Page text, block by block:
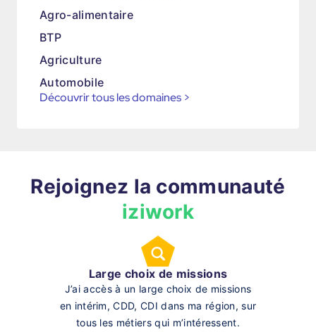
Agro-alimentaire
BTP
Agriculture
Automobile
Découvrir tous les domaines >
Rejoignez la communauté
iziwork
Large choix de missions
J’ai accès à un large choix de missions
en intérim, CDD, CDI dans ma région, sur
tous les métiers qui m’intéressent.